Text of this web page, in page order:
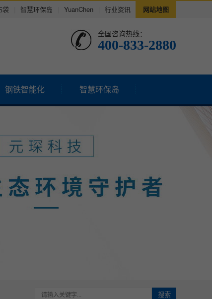
袋 智慧环保岛 YuanChen 行业资讯 网站地图
400-833-2880
钢铁智能化 智慧环保岛
搜索